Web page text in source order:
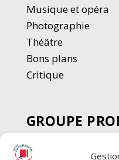
Musique et opéra
Photographie
Théâtre
Bons plans
Critique
GROUPE
SPECTACLE